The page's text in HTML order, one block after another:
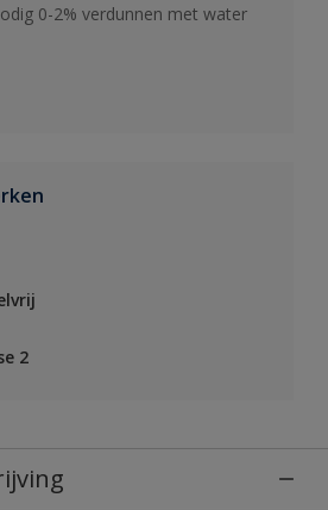
0-2% verdunnen met water
2